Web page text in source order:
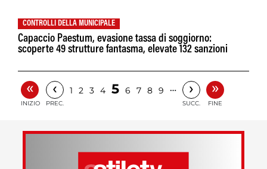
CONTROLLI DELLA MUNICIPALE
Capaccio Paestum, evasione tassa di soggiorno:
scoperte 49 strutture fantasma, elevate 132 sanzioni
«
INIZIO
‹
PREC.
1 2 3 4 5 6 7 8 9 … ›
SUCC.
»
FINE